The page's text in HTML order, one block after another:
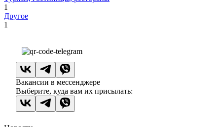
1
Другое
1
Вакансии в мессенджере
Выберите, куда вам их присылать: